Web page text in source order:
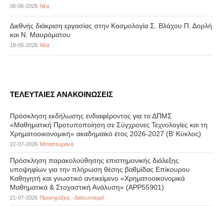
06-06-2026 Νέα
Διεθνής διάκριση εργασίας στην Κοσμολογία Σ. Βλάχου Π. Δορλή
και Ν. Μαυρόματου
18-05-2026 Νέα
ΤΕΛΕΥΤΑΙΕΣ ΑΝΑΚΟΙΝΩΣΕΙΣ
Πρόσκληση εκδήλωσης ενδιαφέροντος για το ΔΠΜΣ
«Μαθηματική Προτυποποίηση σε Σύγχρονες Τεχνολογίες και τη
Χρηματοοικονομική» ακαδημαϊκό έτος 2026-2027 (B’ Kύκλος)
22-07-2026 Μεταπτυχιακά
Πρόσκληση παρακολούθησης επιστημονικής διάλεξης
υποψηφίων για την πλήρωση θέσης βαθμίδας Επίκουρου
Καθηγητή και γνωστικό αντικείμενο «Χρηματοοικονομικά
Μαθηματικά & Στοχαστική Ανάλυση» (APP55901)
21-07-2026 Προκηρύξεις - Διαγωνισμοί